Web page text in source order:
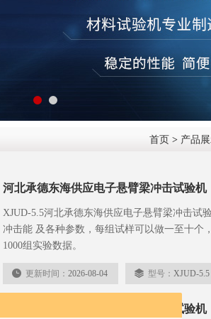
首页 > 产品
河北承德东海供应电子悬臂梁冲击试验机
XJUD-5.5河北承德东海供应电子悬臂梁冲击试
冲击能 及各种参数，每组试样可以做一至十个
1000组实验数据。
更新时间： 2026-08-04 型号： XJUD-5.5
承德东海厂商供应电子悬臂梁冲击试验机